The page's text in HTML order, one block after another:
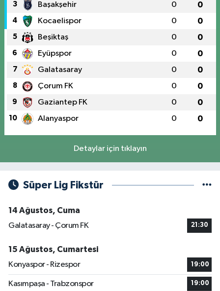
3 Başakşehir 0 0
4 Kocaelispor 0 0
5 Beşiktaş 0 0
6 Eyüpspor 0 0
7 Galatasaray 0 0
8 Çorum FK 0 0
9 Gaziantep FK 0 0
10 Alanyaspor 0 0
Detaylar için tıklayın
Süper Lig Fikstür
14 Ağustos, Cuma
Galatasaray - Çorum FK
21:30
15 Ağustos, Cumartesi
Konyaspor - Rizespor
19:00
Kasımpaşa - Trabzonspor 19:00